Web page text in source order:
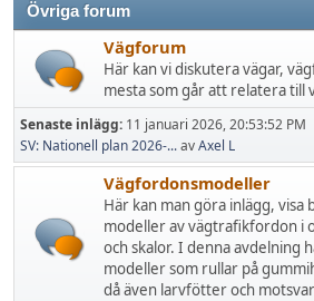
Övriga forum
Vägforum
Här kan vi diskutera vägar,
mesta som går att relatera till
Senaste inlägg: 11 januari 2026, 20:53:52 PM
SV: Nationell plan 2026-...avAxel L
Vägfordonsmodeller
Här kan man göra inlägg, visa
modeller av vägtrafikfordon i
och skalor. I denna avdelning
modeller som rullar på
då även larvfötter och